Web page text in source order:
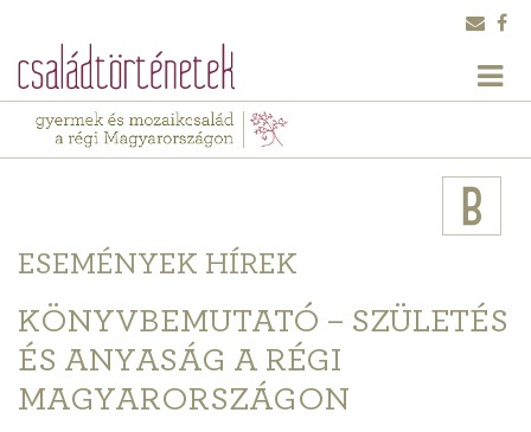
ESEMÉNYEK HÍREK
KÖNYVBEMUTATÓ – SZÜLETÉS
ÉS ANYASÁG A RÉGI
MAGYARORSZÁGON